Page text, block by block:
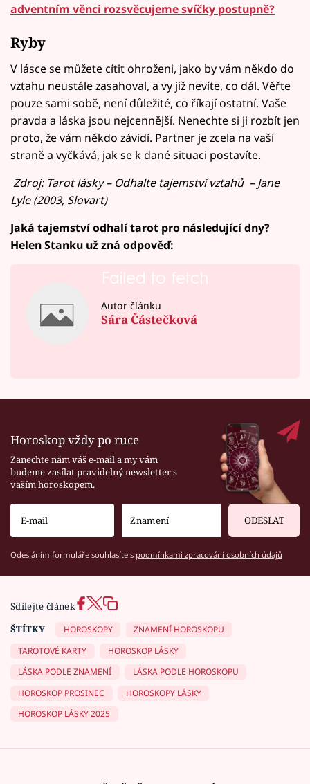
adventním věnci rozsvěcujeme svíčky postupně?
Ryby
V lásce se můžete cítit ohroženi, jako by vám někdo do
vztahu neustále zasahoval, a vy již nevíte, co dál. Věřte
pouze sami sobě, není důležité, co říkají ostatní. Vaše
pravda a láska jsou nejcennější. Nenechte si ji rozbít jen
proto, že vám někdo závidí. Partner je zcela na vaší
straně a vyčkává, jak se k dané situaci postavíte.
Zdroj: Tarot lásky – Odhalte tajemství vztahů – Jane
Lyle (2003, Slovart)
Jaká tajemství odhalí tarot pro následující dny?
Helen Stanku už zná odpověď:
Failed to fetch
Autor článku
Sára Částečková
Horoskop vždy po ruce
Zanechte nám váš e-mail a my vám
budeme zasílat pravidelný newsletter s
vaším horoskopem.
ODESLAT
Odesláním formuláře souhlasíte s podmínkami zpracování osobních údajů
Sdílejte článek
ŠTÍTKY
HOROSKOPY
ZNAMENÍ HOROSKOPU
TAROTOVÉ KARTY
HOROSKOP LÁSKY
LÁSKA PODLE ZNAMENÍ
LÁSKA PODLE HOROSKOPU
HOROSKOP PROSINEC
HOROSKOPY LÁSKY
HOROSKOP LÁSKY 2025